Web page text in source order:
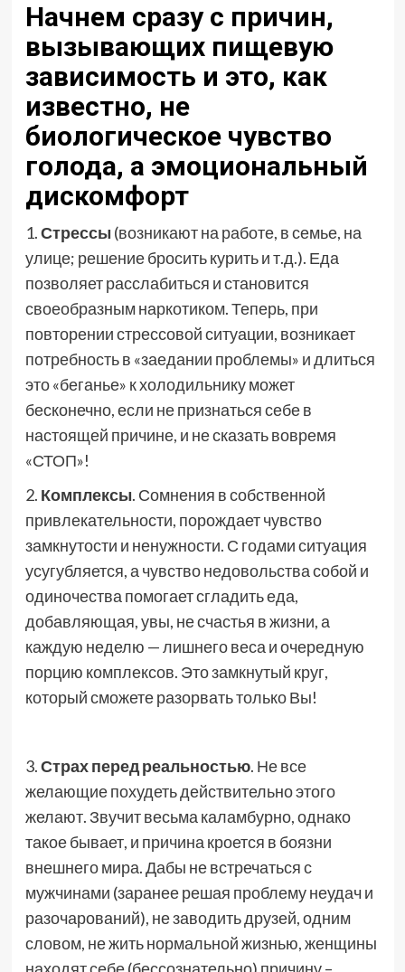
Начнем сразу с причин,
вызывающих пищевую
зависимость и это, как
известно, не
биологическое чувство
голода, а эмоциональный
дискомфорт
1.Стрессы (возникают на работе, в семье, на
улице; решение бросить курить и т.д.). Еда
позволяет расслабиться и становится
своеобразным наркотиком. Теперь, при
повторении стрессовой ситуации, возникает
потребность в «заедании проблемы» и длиться
это «беганье» к холодильнику может
бесконечно, если не признаться себе в
настоящей причине, и не сказать вовремя
«СТОП»!
2. Комплексы. Сомнения в собственной
привлекательности, порождает чувство
замкнутости и ненужности. С годами ситуация
усугубляется, а чувство недовольства собой и
одиночества помогает сгладить еда,
добавляющая, увы, не счастья в жизни, а
каждую неделю — лишнего веса и очередную
порцию комплексов. Это замкнутый круг,
который сможете разорвать только Вы!
3.Страх перед реальностью. Не все
желающие похудеть действительно этого
желают. Звучит весьма каламбурно, однако
такое бывает, и причина кроется в боязни
внешнего мира. Дабы не встречаться с
мужчинами (заранее решая проблему неудач и
разочарований), не заводить друзей, одним
словом, не жить нормальной жизнью, женщины